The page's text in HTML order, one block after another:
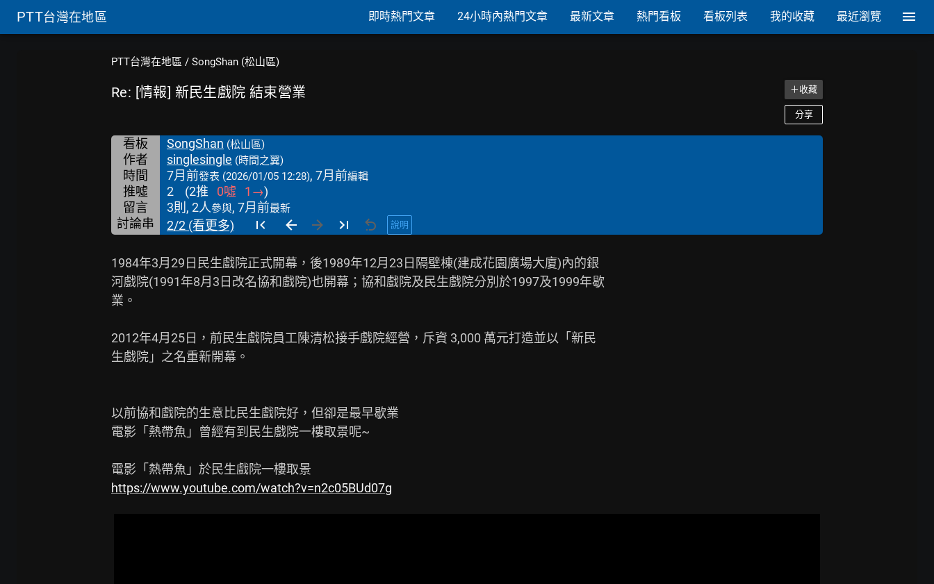
PTT台灣在地區 即時熱門文章 24小時內熱門文章 最新文章 熱門看板 看板列表 我的收藏 最近瀏覽
PTT台灣在地區 / SongShan (松山區)
Re: [情報] 新民生戲院 結束營業 ＋收藏
分享
看板 SongShan (松山區)
作者 singlesingle (時間之翼)
時間 7月前發表 (2026/01/05 12:28), 7月前編輯
推噓 2 (2推 0噓 1 →)
留言
3則, 2人參與, 7月前最新
討論串 2/2 (看更多) 說明
1984年3月29日民生戲院正式開幕，後1989年12月23日隔壁棟(建成花園廣場大廈)內的銀
河戲院(1991年8月3日改名協和戲院)也開幕；協和戲院及民生戲院分別於1997及1999年歇
業。
2012年4月25日，前民生戲院員工陳清松接手戲院經營，斥資 3,000 萬元打造並以「新民
生戲院」之名重新開幕。
以前協和戲院的生意比民生戲院好，但卻是最早歇業
電影「熱帶魚」曾經有到民生戲院一樓取景呢~
https://www.youtube.com/watch?v=n2c05BUd07g